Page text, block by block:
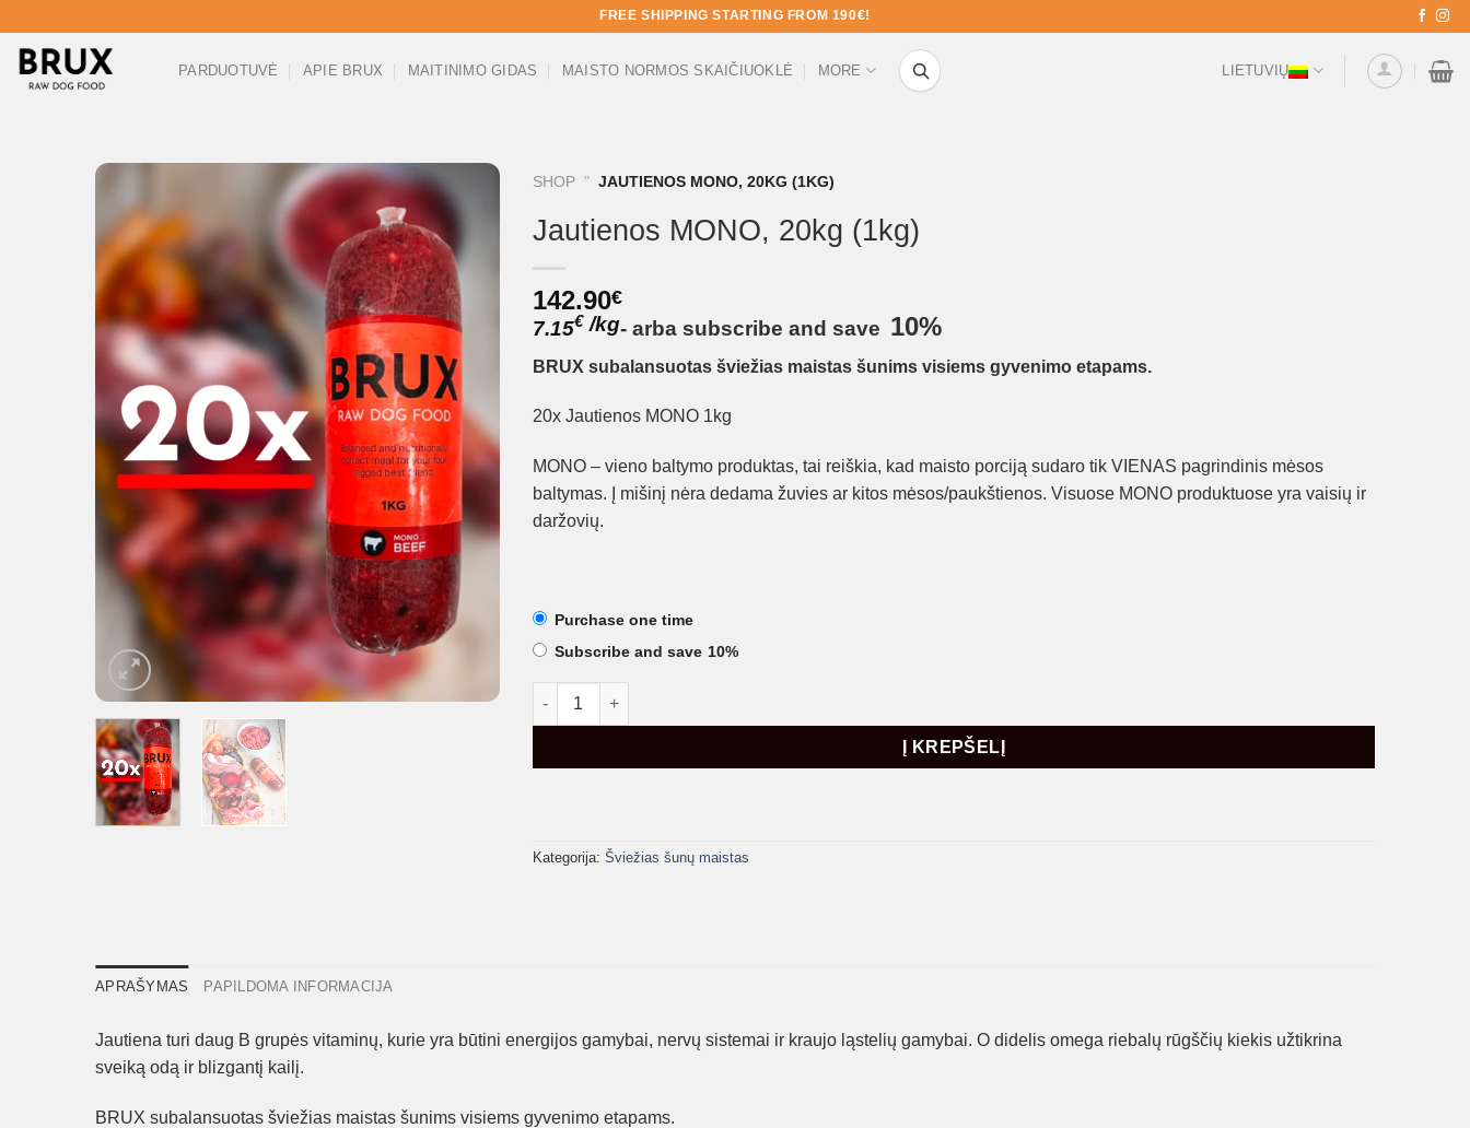
FREE SHIPPING STARTING FROM 190€!
PARDUOTUVĖ APIE BRUX MAITINIMO GIDAS MAISTO NORMOS SKAIČIUOKLĖ MORE LIETUVIŲ
SHOP " JAUTIENOS MONO, 20KG (1KG)
Jautienos MONO, 20kg (1kg)
142.90€
7.15€ /kg- arba subscribe and save 10%
BRUX subalansuotas šviežias maistas šunims visiems gyvenimo etapams.
20x Jautienos MONO 1kg
MONO – vieno baltymo produktas, tai reiškia, kad maisto porciją sudaro tik VIENAS pagrindinis mėsos
baltymas. Į mišinį nėra dedama žuvies ar kitos mėsos/paukštienos. Visuose MONO produktuose yra vaisių ir
daržovių.
Purchase one time
Subscribe and save 10%
produkto kiekis: Jautienos MONO, 20kg (1kg)
Į KREPŠELĮ
Kategorija: Šviežias šunų maistas
APRAŠYMAS PAPILDOMA INFORMACIJA
Jautiena turi daug B grupės vitaminų, kurie yra būtini energijos gamybai, nervų sistemai ir kraujo ląstelių gamybai. O didelis omega riebalų rūgščių kiekis užtikrina
sveiką odą ir blizgantį kailį.
BRUX subalansuotas šviežias maistas šunims visiems gyvenimo etapams.